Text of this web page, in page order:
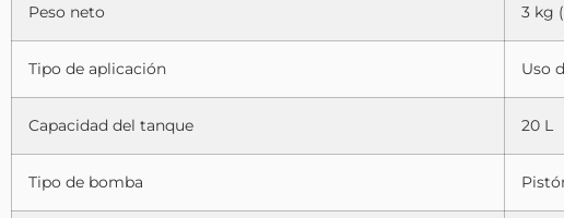
Peso neto 3 kg
Tipo de aplicación Uso
Capacidad del tanque 20 L
Tipo de bomba